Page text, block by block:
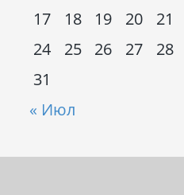
« Июл
17
18 19 20 21
24
25 26 27 28
31